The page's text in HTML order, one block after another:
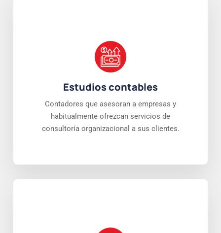
Estudios contables
Contadores que asesoran a empresas y
habitualmente ofrezcan servicios de
consultoría organizacional a sus clientes.